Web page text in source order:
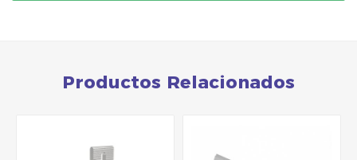
Productos Relacionados